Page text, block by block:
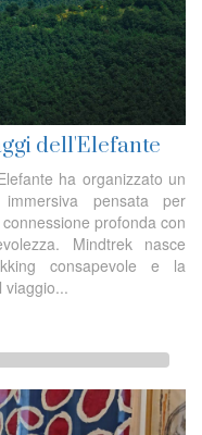
dell'Elefante
ha organizzato un
pensata per
profonda con
Mindtrek nasce
consapevole e la
viaggio...